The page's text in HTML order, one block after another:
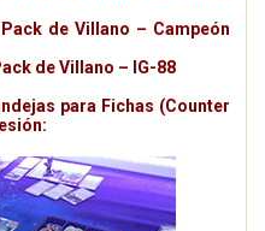
de Villano – Campeón
de Villano – IG-88
para Fichas (Counter